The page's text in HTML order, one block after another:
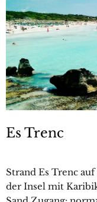
Es Trenc
Strand Es Trenc
der Insel mit